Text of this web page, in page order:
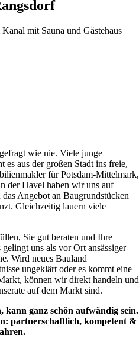
mit Sauna und Gästehaus
wie nie. Viele junge
es aus der großen Stadt ins freie,
für Potsdam-Mittelmark,
der Havel haben wir uns auf
Angebot an Baugrundstücken
Gleichzeitig lauern viele
Sie gut beraten und Ihre
uns als vor Ort ansässiger
Wird neues Bauland
ungeklärt oder es kommt eine
können wir direkt handeln und
auf dem Markt sind.
kann ganz schön aufwändig sein.
partnerschaftlich, kompetent &